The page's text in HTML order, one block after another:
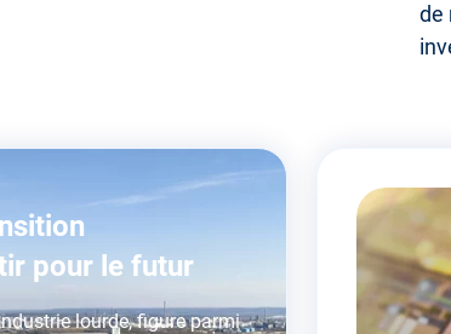
de
pour le futur
lourde, figure parmi